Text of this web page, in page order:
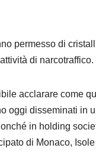
permesso di
di narcotraffico.
acclarare come
oggi disseminati in
in holding
di Monaco,